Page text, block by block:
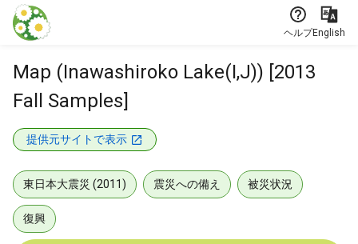
本文に飛ぶ
ヘルプEnglish
Map (Inawashiroko Lake(I,J)) [2013
Fall Samples]
提供元サイトで表示
東日本大震災 (2011) 震災への備え 被災状況
復興